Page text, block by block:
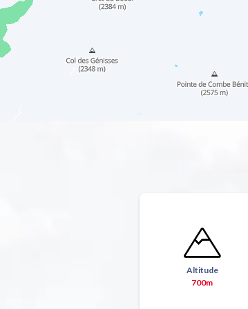
Altitude
700m